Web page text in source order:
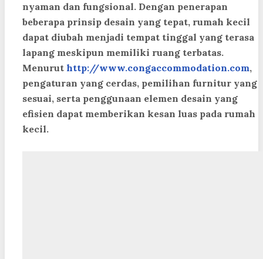
nyaman dan fungsional. Dengan penerapan
beberapa prinsip desain yang tepat, rumah kecil
dapat diubah menjadi tempat tinggal yang terasa
lapang meskipun memiliki ruang terbatas.
Menurut http://www.congaccommodation.com,
pengaturan yang cerdas, pemilihan furnitur yang
sesuai, serta penggunaan elemen desain yang
efisien dapat memberikan kesan luas pada rumah
kecil.